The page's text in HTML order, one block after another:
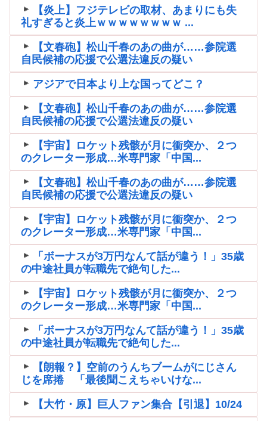
【炎上】フジテレビの取材、あまりにも失
礼すぎると炎上ｗｗｗｗｗｗｗｗ ...
【文春砲】松山千春のあの曲が……参院選
自民候補の応援で公選法違反の疑い
アジアで日本より上な国ってどこ？
【文春砲】松山千春のあの曲が……参院選
自民候補の応援で公選法違反の疑い
【宇宙】ロケット残骸が月に衝突か、２つ
のクレーター形成…米専門家「中国...
【文春砲】松山千春のあの曲が……参院選
自民候補の応援で公選法違反の疑い
【宇宙】ロケット残骸が月に衝突か、２つ
のクレーター形成…米専門家「中国...
「ボーナスが3万円なんて話が違う！」35歳
の中途社員が転職先で絶句した...
【宇宙】ロケット残骸が月に衝突か、２つ
のクレーター形成…米専門家「中国...
「ボーナスが3万円なんて話が違う！」35歳
の中途社員が転職先で絶句した...
【朗報？】空前のうんちブームがにじさん
じを席捲 「最後聞こえちゃいけな...
【大竹・原】巨人ファン集合【引退】10/24